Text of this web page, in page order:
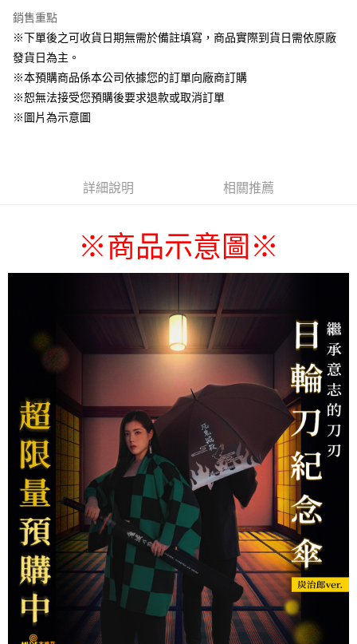
每筆NT$100，滿NT$1,300(含以上)免運費
預購訂單-離島宅配專用-(澎湖/金門/馬祖)(🔺不同預購月份建議分開
結帳，避免整筆訂單等超久)
每筆NT$220
銷售重點
※下單後之可收貨日期無需於備註填寫，商品實際到貨日需依原廠
發貨日為主。
※本預購商品係本公司依據您的訂單向廠商訂購
※恕無法接受您預購後要求退款或取消訂單
※圖片為示意圖
詳細說明 相關推薦
※商品示意圖 ※